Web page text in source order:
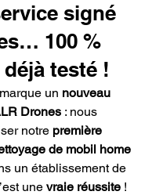
signé
100 %
testé !
un nouveau
Drones : nous
notre première
de mobil home
un établissement de
une vraie réussite !